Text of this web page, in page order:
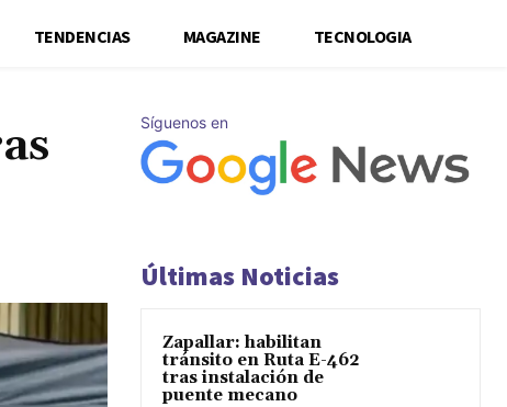
TENDENCIAS MAGAZINE TECNOLOGIA
Síguenos en
Últimas Noticias
Zapallar: habilitan
tránsito en Ruta E-462
tras instalación de
puente mecano